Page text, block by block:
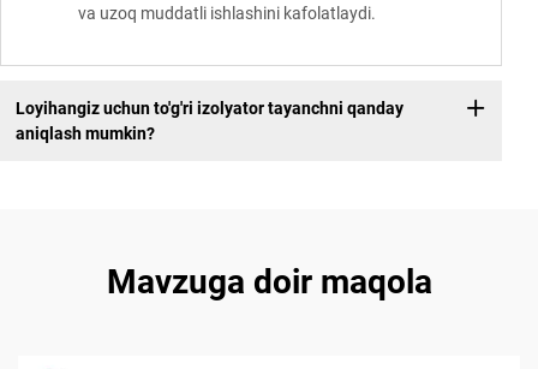
va uzoq muddatli ishlashini kafolatlaydi.
Loyihangiz uchun to'g'ri izolyator tayanchni qanday
aniqlash mumkin?
Mavzuga doir maqola